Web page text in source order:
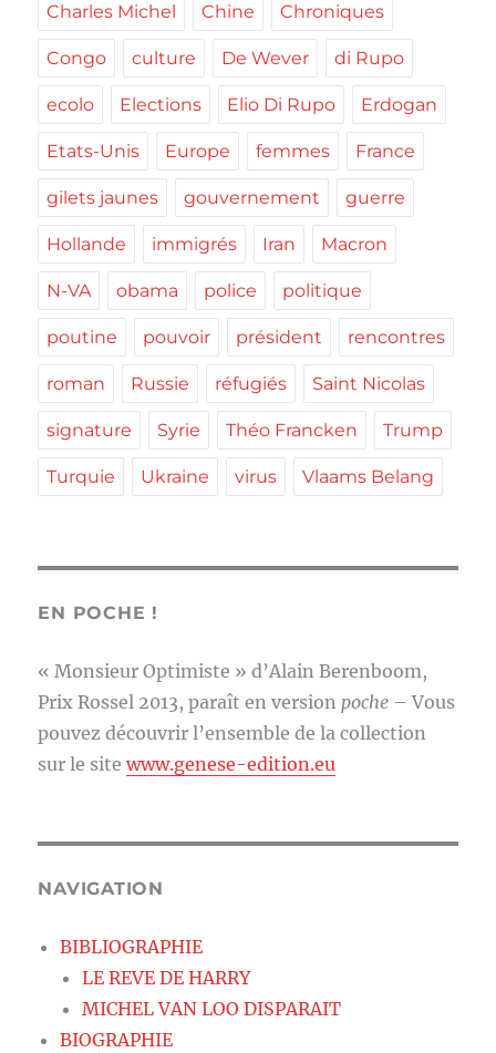
Charles Michel Chine Chroniques
Congo culture De Wever di Rupo
ecolo Elections Elio Di Rupo Erdogan
Etats-Unis Europe femmes France
gilets jaunes gouvernement guerre
Hollande immigrés Iran Macron
N-VA obama police politique
poutine pouvoir président rencontres
roman Russie réfugiés Saint Nicolas
signature Syrie Théo Francken Trump
Turquie Ukraine virus Vlaams Belang
EN POCHE !
« Monsieur Optimiste » d’Alain Berenboom,
Prix Rossel 2013, paraît en version poche – Vous
pouvez découvrir l’ensemble de la collection
sur le sitewww.genese-edition.eu
NAVIGATION
BIBLIOGRAPHIE
LE REVE DE HARRY
MICHEL VAN LOO DISPARAIT
BIOGRAPHIE